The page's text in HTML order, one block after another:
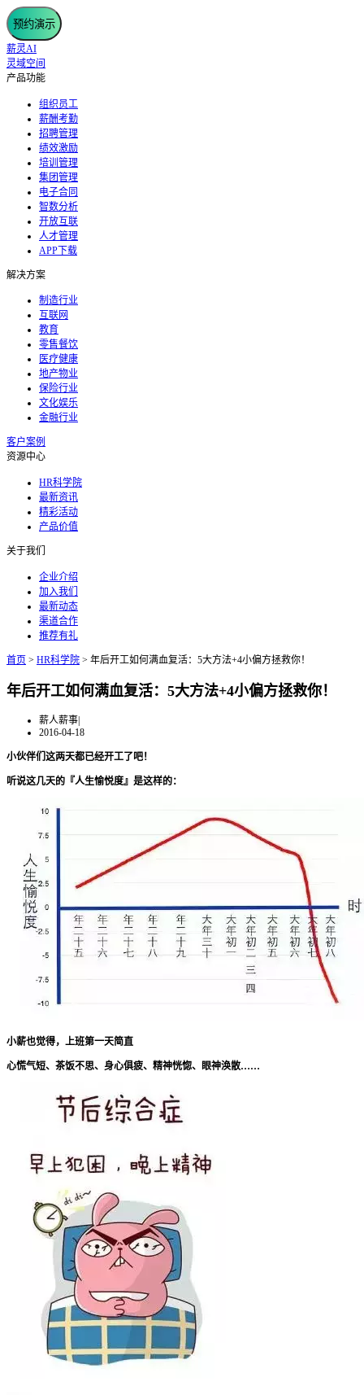
预约演示
薪灵AI
灵域空间
产品功能
组织员工
薪酬考勤
招聘管理
绩效激励
培训管理
集团管理
电子合同
智数分析
开放互联
人才管理
APP下载
解决方案
制造行业
互联网
教育
零售餐饮
医疗健康
地产物业
保险行业
文化娱乐
金融行业
客户案例
资源中心
HR科学院
最新资讯
精彩活动
产品价值
关于我们
企业介绍
加入我们
最新动态
渠道合作
推荐有礼
首页 > HR科学院 > 年后开工如何满血复活：5大方法+4小偏方拯救你！
年后开工如何满血复活：5大方法+4小偏方拯救你！
薪人薪事|
2016-04-18
小伙伴们这两天都已经开工了吧！
听说这几天的『人生愉悦度』是这样的：
小薪也觉得，上班第一天简直
心慌气短、茶饭不思、身心俱疲、精神恍惚、眼神涣散……